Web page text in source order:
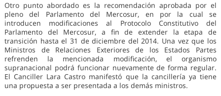
Otro punto abordado es la recomendación aprobada por el
pleno del Parlamento del Mercosur, en por la cual se
introducen modificaciones al Protocolo Constitutivo del
Parlamento del Mercosur, a fin de extender la etapa de
transición hasta el 31 de diciembre del 2014. Una vez que los
Ministros de Relaciones Exteriores de los Estados Partes
refrenden la mencionada modificación, el organismo
supranacional podrá funcionar nuevamente de forma regular.
El Canciller Lara Castro manifestó que la cancillería ya tiene
una propuesta a ser presentada a los demás ministros.